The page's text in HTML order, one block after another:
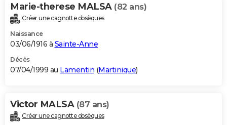
Marie-therese MALSA (82 ans)
Créer une cagnotte obsèques
Naissance
03/06/1916 à Sainte-Anne
Décès
07/04/1999 au Lamentin (Martinique)
Victor MALSA (87 ans)
Créer une cagnotte obsèques